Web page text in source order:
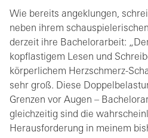
Wie bereits angeklungen,
neben ihrem
derzeit ihre Bachelorarbeit:
kopflastigem Lesen und
körperlichem Herzschmerz-
sehr groß. Diese
Grenzen vor Augen –
gleichzeitig sind die
Herausforderung in meinem